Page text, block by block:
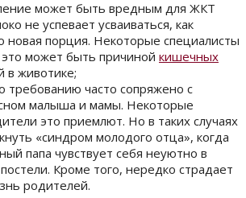
может быть вредным для ЖКТ
не успевает усваиваться, как
новая порция. Некоторые специалисты
может быть причиной кишечных
в животике;
требованию часто сопряжено с
малыша и мамы. Некоторые
это приемлют. Но в таких случаях
«синдром молодого отца», когда
папа чувствует себя неуютно в
Кроме того, нередко страдает
родителей.